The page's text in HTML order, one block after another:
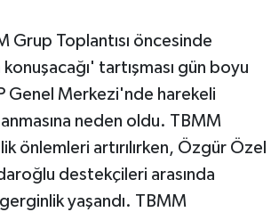
Grup Toplantısı öncesinde
tartışması gün boyu
Genel Merkezi'nde harekeli
neden oldu. TBMM
önlemleri artırılırken, Özgür Özel
destekçileri arasında
yaşandı. TBMM